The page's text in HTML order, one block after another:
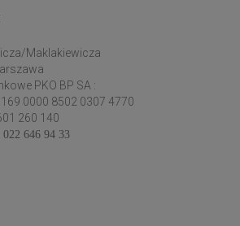
Maklakiewicza
PKO BP SA :
0000 8502 0307 4770
260 140
022 646 94 33